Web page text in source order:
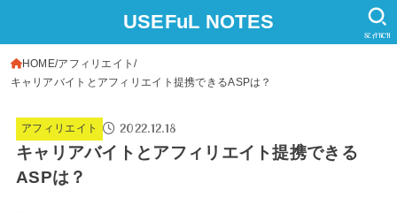
USEFuL NOTES
SEARCH
HOME アフィリエイト
キャリアバイトとアフィリエイト提携できるASPは？
アフィリエイト 2022.12.18
キャリアバイトとアフィリエイト提携できる
ASPは？